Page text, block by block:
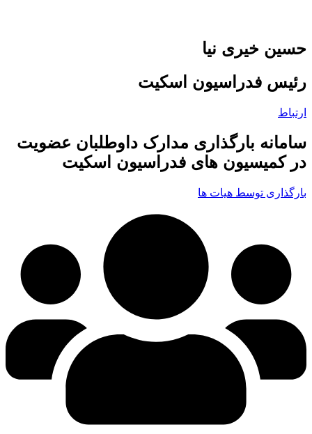
حسین خیری نیا
رئیس فدراسیون اسکیت
ارتباط
سامانه بارگذاری مدارک داوطلبان عضویت
در کمیسیون های فدراسیون اسکیت
بارگذاری توسط هیات ها